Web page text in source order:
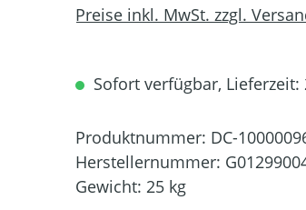
Preise inkl. MwSt. zzgl.
Sofort verfügbar, Lieferzeit:
Produktnummer: DC-
Herstellernummer:
Gewicht: 25 kg